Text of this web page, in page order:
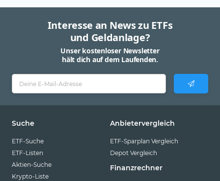
Interesse an News zu ETFs
und Geldanlage?
Unser kostenloser Newsletter
hält dich auf dem Laufenden.
Suche
ETF-Suche
ETF-Listen
Aktien-Suche
Krypto-Liste
Anbietervergleich
ETF-Sparplan Vergleich
Depot Vergleich
Finanzrechner